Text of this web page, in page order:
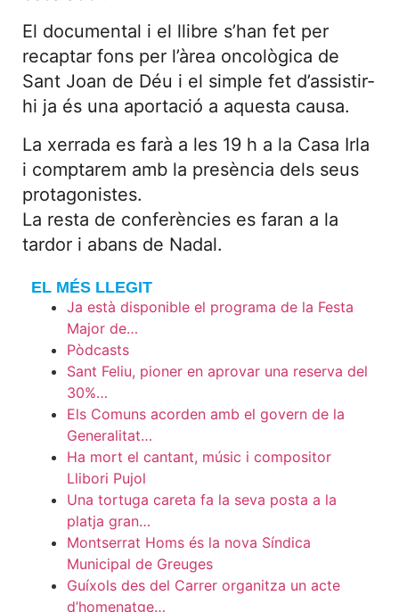
El documental i el llibre s’han fet per
recaptar fons per l’àrea oncològica de
Sant Joan de Déu i el simple fet d’assistir-
hi ja és una aportació a aquesta causa.
La xerrada es farà a les 19 h a la Casa Irla
i comptarem amb la presència dels seus
protagonistes.
La resta de conferències es faran a la
tardor i abans de Nadal.
EL MÉS LLEGIT
Ja està disponible el programa de la Festa
Major de…
Pòdcasts
Sant Feliu, pioner en aprovar una reserva del
30%…
Els Comuns acorden amb el govern de la
Generalitat…
Ha mort el cantant, músic i compositor
Llibori Pujol
Una tortuga careta fa la seva posta a la
platja gran…
Montserrat Homs és la nova Síndica
Municipal de Greuges
Guíxols des del Carrer organitza un acte
d’homenatge…